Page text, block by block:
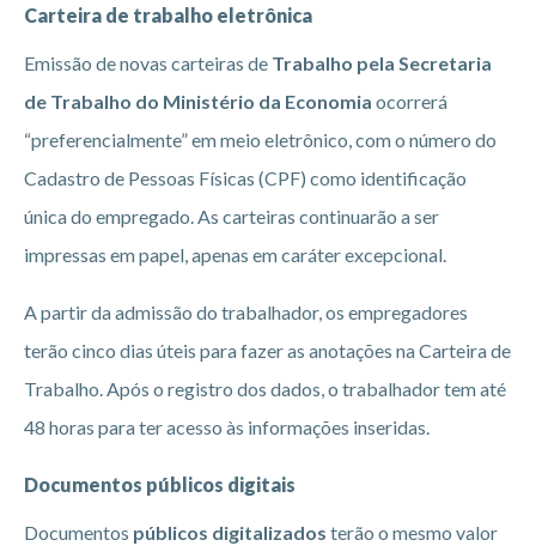
Carteira de trabalho eletrônica
Emissão de novas carteiras de Trabalho pela Secretaria
de Trabalho do Ministério da Economia ocorrerá
“preferencialmente” em meio eletrônico, com o número do
Cadastro de Pessoas Físicas (CPF) como identificação
única do empregado. As carteiras continuarão a ser
impressas em papel, apenas em caráter excepcional.
A partir da admissão do trabalhador, os empregadores
terão cinco dias úteis para fazer as anotações na Carteira de
Trabalho. Após o registro dos dados, o trabalhador tem até
48 horas para ter acesso às informações inseridas.
Documentos públicos digitais
Documentos públicos digitalizados terão o mesmo valor